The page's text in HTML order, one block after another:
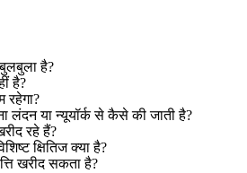
है?
है?
रहेगा?
लंदन या न्यूयॉर्क से कैसे की जाती है?
रहे हैं?
क्षितिज क्या है?
खरीद सकता है?